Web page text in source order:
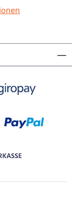
ihrer
ein
des
Bd. 29.
für
S. mit
89735-